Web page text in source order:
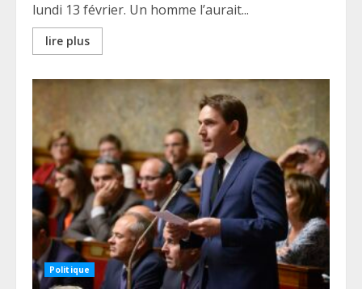
lundi 13 février. Un homme l’aurait...
lire plus
Politique